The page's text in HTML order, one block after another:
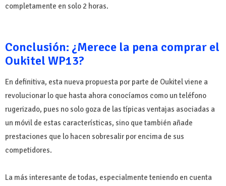
completamente en solo 2 horas.
Conclusión: ¿Merece la pena comprar el
Oukitel WP13?
En definitiva, esta nueva propuesta por parte de Oukitel viene a
revolucionar lo que hasta ahora conocíamos como un teléfono
rugerizado, pues no solo goza de las típicas ventajas asociadas a
un móvil de estas características, sino que también añade
prestaciones que lo hacen sobresalir por encima de sus
competidores.
La más interesante de todas, especialmente teniendo en cuenta